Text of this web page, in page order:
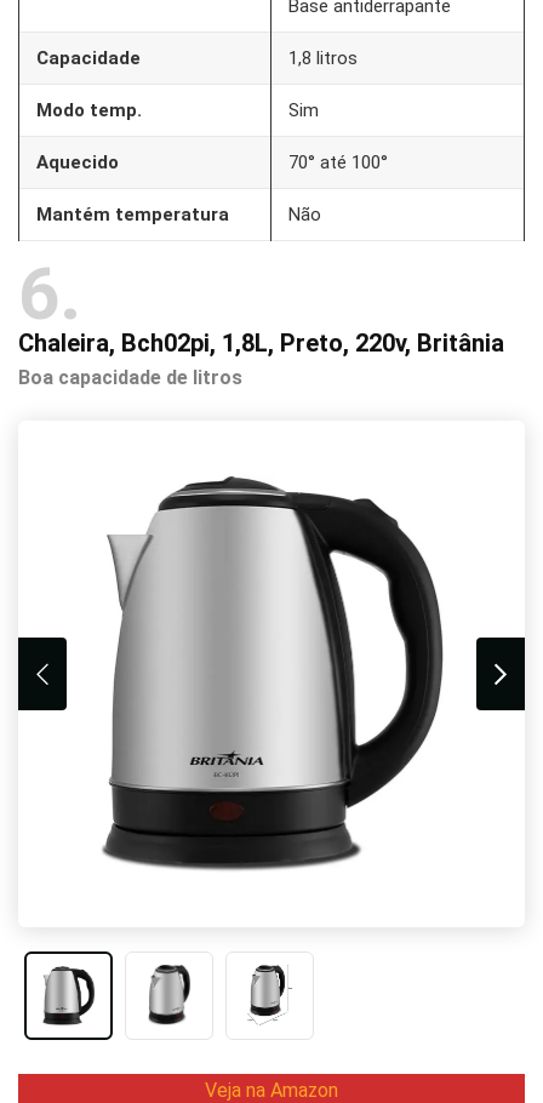
Base antiderrapante
Capacidade 1,8 litros
Modo temp. Sim
Aquecido 70° até 100°
Mantém temperatura Não
6
Chaleira, Bch02pi, 1,8L, Preto, 220v, Britânia
Boa capacidade de litros
Veja na Amazon